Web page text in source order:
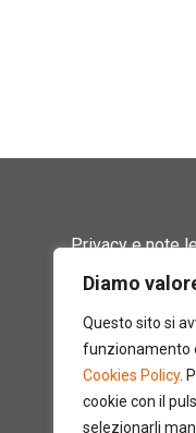
Diamo
Questo sito si
funzionamento
Cookies Policy.
cookie con il
selezionarli
Privacy e note
Termini di
Cookie policy
Contatti